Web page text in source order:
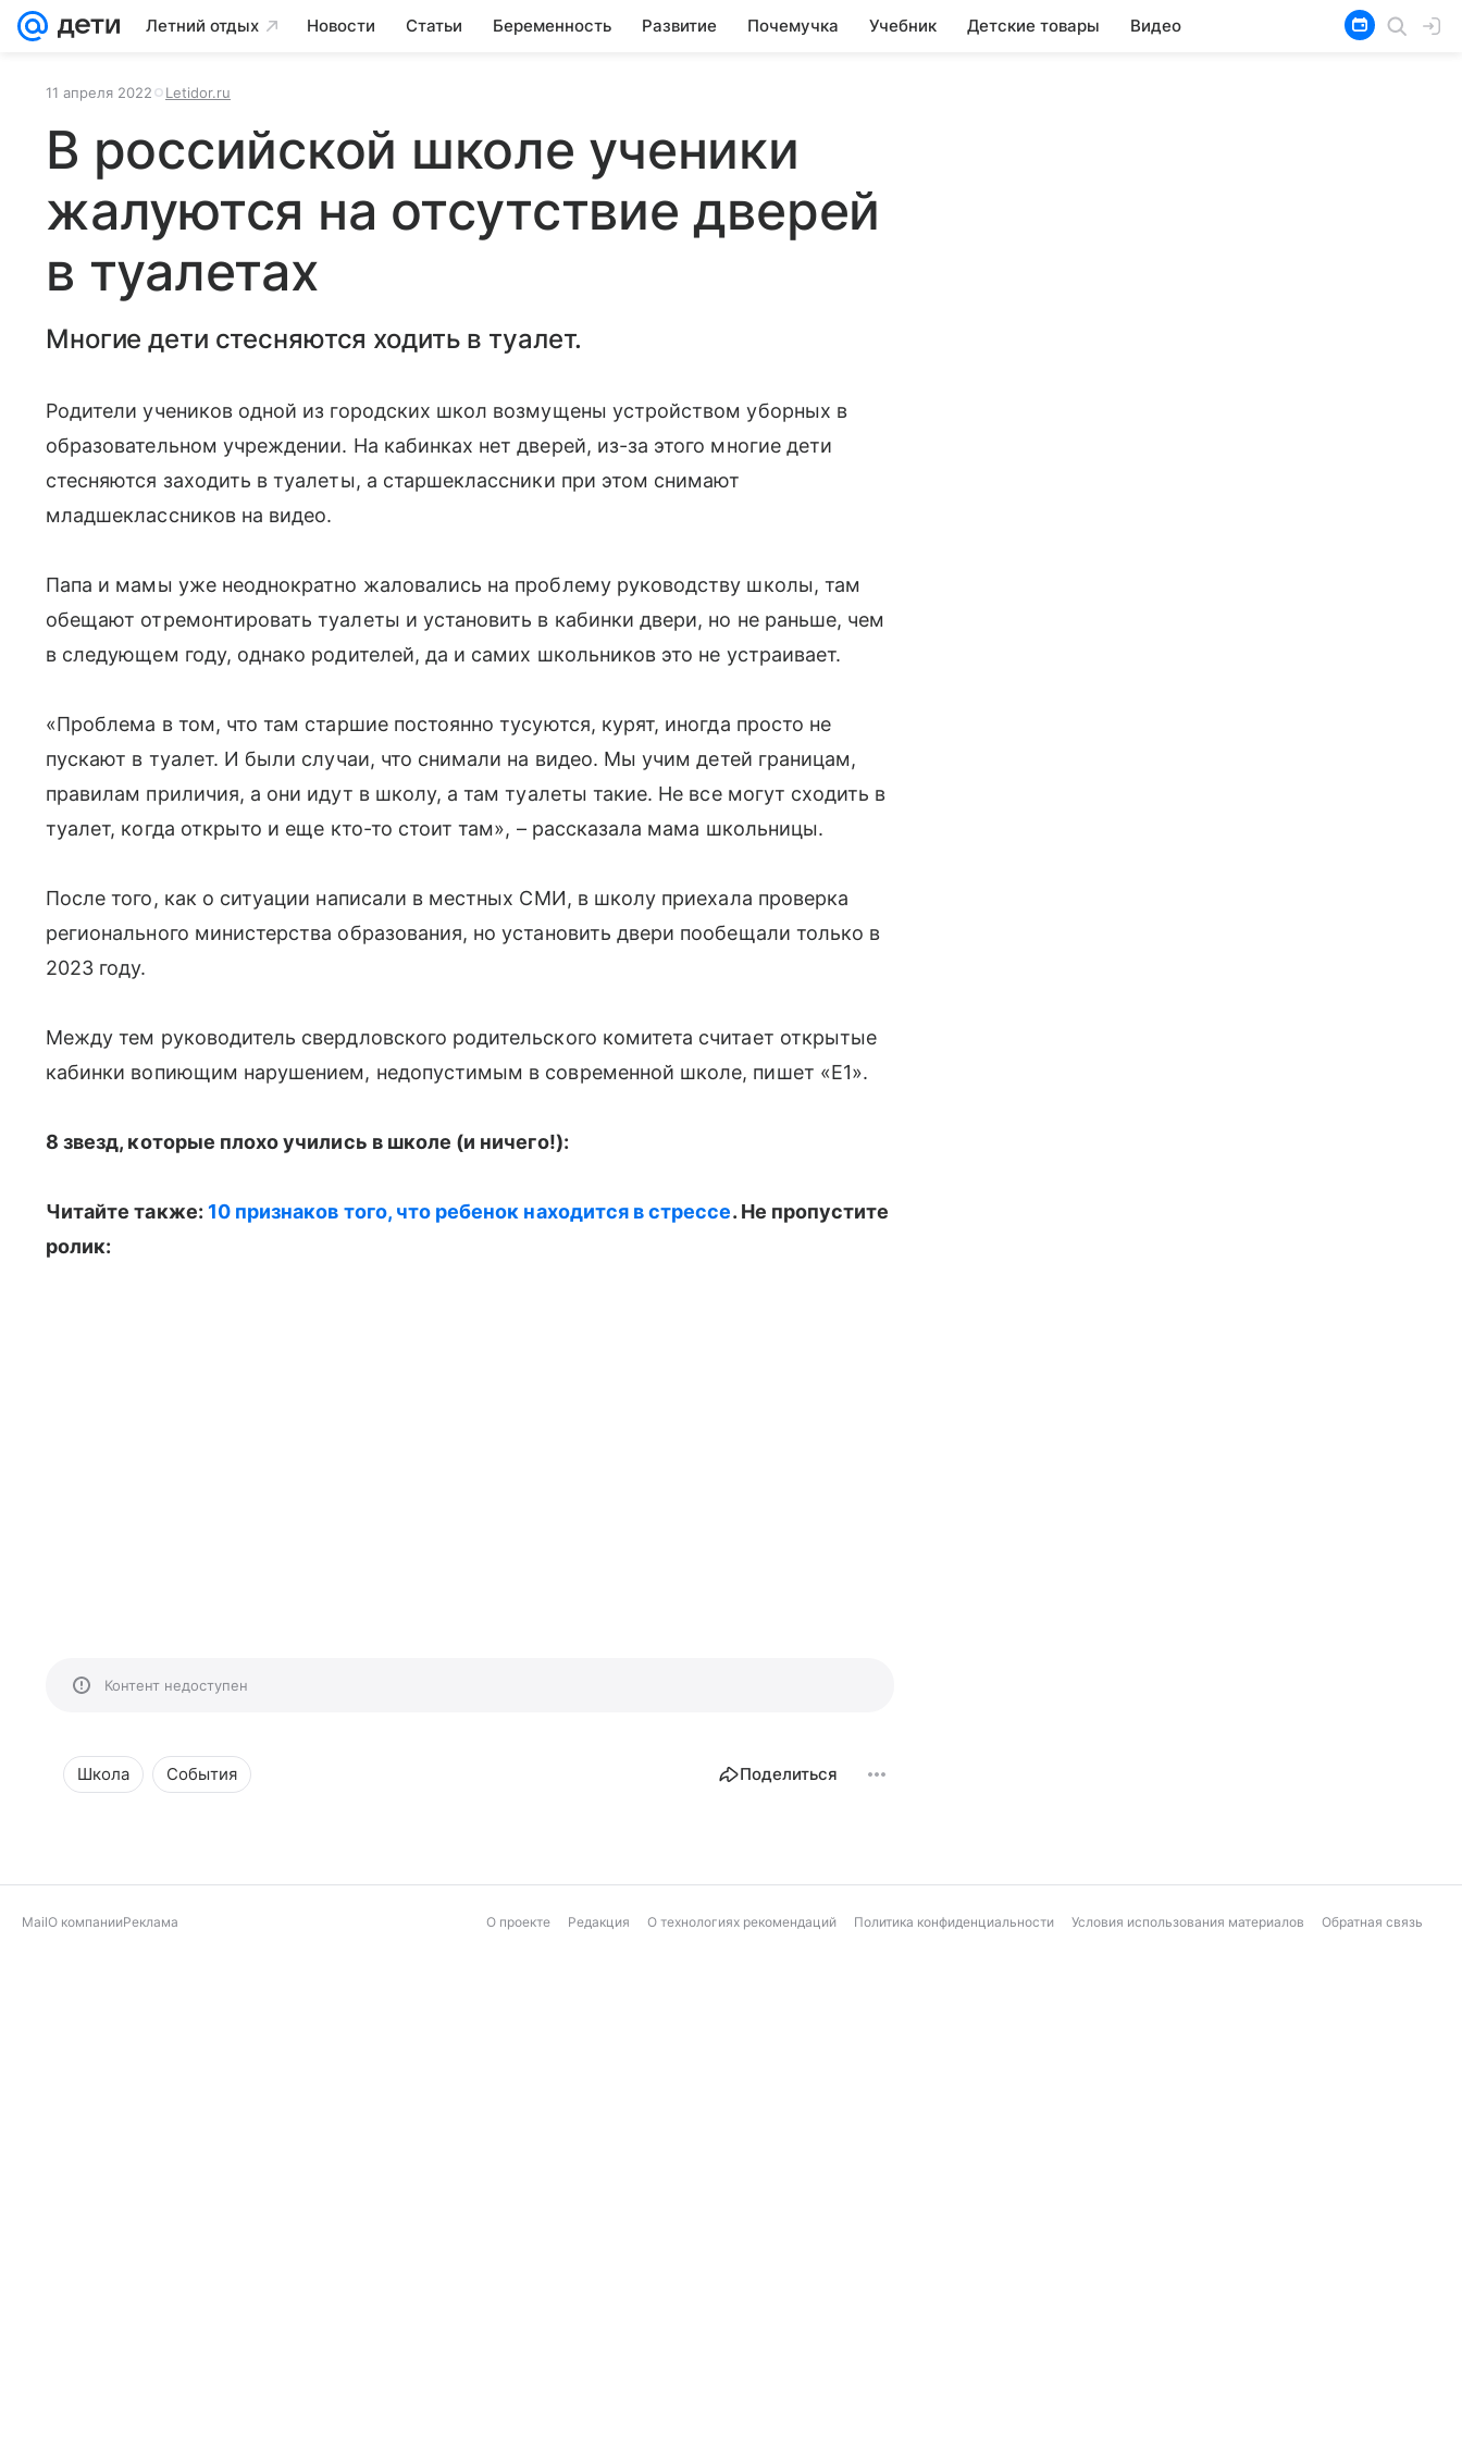
Летний отдых Новости Статьи Беременность Развитие Почемучка Учебник Детские товары Видео
11 апреля 2022 Letidor.ru
В российской школе ученики
жалуются на отсутствие дверей
в туалетах
Многие дети стесняются ходить в туалет.
Родители учеников одной из городских школ возмущены устройством уборных в
образовательном учреждении. На кабинках нет дверей, из-за этого многие дети
стесняются заходить в туалеты, а старшеклассники при этом снимают
младшеклассников на видео.
Папа и мамы уже неоднократно жаловались на проблему руководству школы, там
обещают отремонтировать туалеты и установить в кабинки двери, но не раньше, чем
в следующем году, однако родителей, да и самих школьников это не устраивает.
«Проблема в том, что там старшие постоянно тусуются, курят, иногда просто не
пускают в туалет. И были случаи, что снимали на видео. Мы учим детей границам,
правилам приличия, а они идут в школу, а там туалеты такие. Не все могут сходить в
туалет, когда открыто и еще кто-то стоит там», – рассказала мама школьницы.
После того, как о ситуации написали в местных СМИ, в школу приехала проверка
регионального министерства образования, но установить двери пообещали только в
2023 году.
Между тем руководитель свердловского родительского комитета считает открытые
кабинки вопиющим нарушением, недопустимым в современной школе, пишет «Е1».
8 звезд, которые плохо учились в школе (и ничего!):
Читайте также: 10 признаков того, что ребенок находится в стрессе. Не пропустите
ролик:
Контент недоступен
Школа События Поделиться
MailО компанииРеклама О проекте Редакция О технологиях рекомендаций Политика конфиденциальности Условия использования материалов Обратная связь